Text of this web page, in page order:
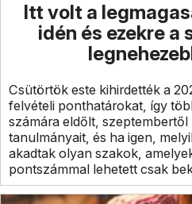
Itt volt a
idén és ezekre a
Csütörtök este kihirdették a
felvételi ponthatárokat, így
számára eldőlt,
tanulmányait, és ha igen,
akadtak olyan szakok,
pontszámmal lehetett csak